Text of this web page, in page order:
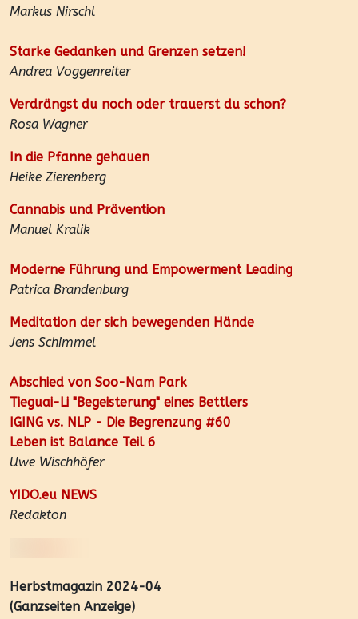
Markus Nirschl
Starke Gedanken und Grenzen setzen!
Andrea Voggenreiter
Verdrängst du noch oder trauerst du schon?
Rosa Wagner
In die Pfanne gehauen
Heike Zierenberg
Cannabis und Prävention
Manuel Kralik
Moderne Führung und Empowerment Leading
Patrica Brandenburg
Meditation der sich bewegenden Hände
Jens Schimmel
Abschied von Soo-Nam Park
Tieguai-Li "Begeisterung" eines Bettlers
IGING vs. NLP - Die Begrenzung #60
Leben ist Balance Teil 6
Uwe Wischhöfer
YIDO.eu NEWS
Redakton
Herbstmagazin 2024-04
(Ganzseiten Anzeige)